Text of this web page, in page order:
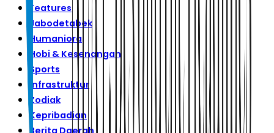
Features
Jabodetabek
Humaniora
Hobi & Kesenangan
Sports
Infrastruktur
Zodiak
Kepribadian